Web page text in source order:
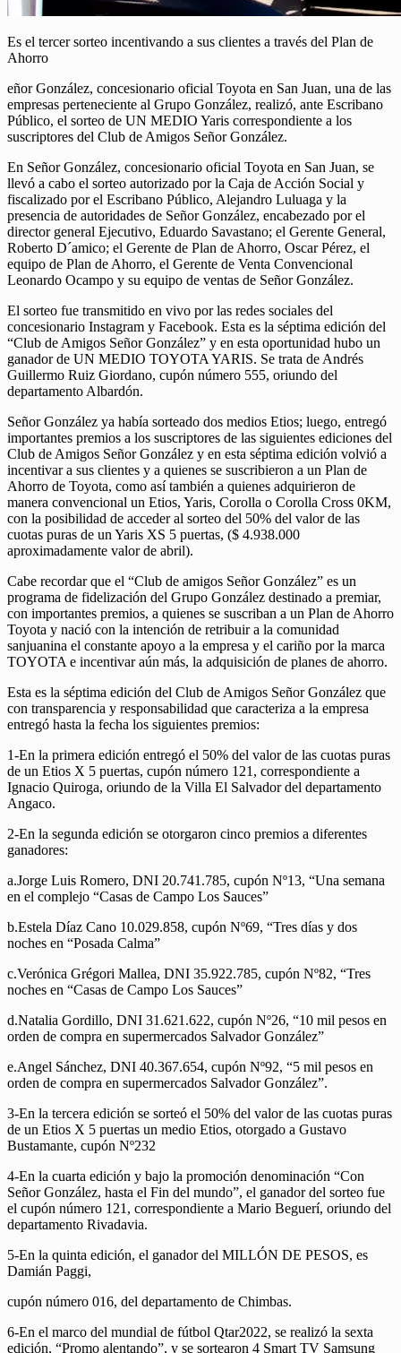
Es el tercer sorteo incentivando a sus clientes a través del Plan de
Ahorro
eñor González, concesionario oficial Toyota en San Juan, una de las
empresas perteneciente al Grupo González, realizó, ante Escribano
Público, el sorteo de UN MEDIO Yaris correspondiente a los
suscriptores del Club de Amigos Señor González.
En Señor González, concesionario oficial Toyota en San Juan, se
llevó a cabo el sorteo autorizado por la Caja de Acción Social y
fiscalizado por el Escribano Público, Alejandro Luluaga y la
presencia de autoridades de Señor González, encabezado por el
director general Ejecutivo, Eduardo Savastano; el Gerente General,
Roberto D´amico; el Gerente de Plan de Ahorro, Oscar Pérez, el
equipo de Plan de Ahorro, el Gerente de Venta Convencional
Leonardo Ocampo y su equipo de ventas de Señor González.
El sorteo fue transmitido en vivo por las redes sociales del
concesionario Instagram y Facebook. Esta es la séptima edición del
“Club de Amigos Señor González” y en esta oportunidad hubo un
ganador de UN MEDIO TOYOTA YARIS. Se trata de Andrés
Guillermo Ruiz Giordano, cupón número 555, oriundo del
departamento Albardón.
Señor González ya había sorteado dos medios Etios; luego, entregó
importantes premios a los suscriptores de las siguientes ediciones del
Club de Amigos Señor González y en esta séptima edición volvió a
incentivar a sus clientes y a quienes se suscribieron a un Plan de
Ahorro de Toyota, como así también a quienes adquirieron de
manera convencional un Etios, Yaris, Corolla o Corolla Cross 0KM,
con la posibilidad de acceder al sorteo del 50% del valor de las
cuotas puras de un Yaris XS 5 puertas, ($ 4.938.000
aproximadamente valor de abril).
Cabe recordar que el “Club de amigos Señor González” es un
programa de fidelización del Grupo González destinado a premiar,
con importantes premios, a quienes se suscriban a un Plan de Ahorro
Toyota y nació con la intención de retribuir a la comunidad
sanjuanina el constante apoyo a la empresa y el cariño por la marca
TOYOTA e incentivar aún más, la adquisición de planes de ahorro.
Esta es la séptima edición del Club de Amigos Señor González que
con transparencia y responsabilidad que caracteriza a la empresa
entregó hasta la fecha los siguientes premios:
1-​En la primera edición entregó el 50% del valor de las cuotas puras
de un Etios X 5 puertas, cupón número 121, correspondiente a
Ignacio Quiroga, oriundo de la Villa El Salvador del departamento
Angaco.
2-​En la segunda edición se otorgaron cinco premios a diferentes
ganadores:
a.​Jorge Luis Romero, DNI 20.741.785, cupón Nº13, “Una semana
en el complejo “Casas de Campo Los Sauces”
b.​Estela Díaz Cano 10.029.858, cupón Nº69, “Tres días y dos
noches en “Posada Calma”
c.​Verónica Grégori Mallea, DNI 35.922.785, cupón Nº82, “Tres
noches en “Casas de Campo Los Sauces”
d.​Natalia Gordillo, DNI 31.621.622, cupón Nº26, “10 mil pesos en
orden de compra en supermercados Salvador González”
e.​Angel Sánchez, DNI 40.367.654, cupón Nº92, “5 mil pesos en
orden de compra en supermercados Salvador González”.
3-​En la tercera edición se sorteó el 50% del valor de las cuotas puras
de un Etios X 5 puertas un medio Etios, otorgado a Gustavo
Bustamante, cupón Nº232
4-​En la cuarta edición y bajo la promoción denominación “Con
Señor González, hasta el Fin del mundo”, el ganador del sorteo fue
el cupón número 121, correspondiente a Mario Beguerí, oriundo del
departamento Rivadavia.
5-​En la quinta edición, el ganador del MILLÓN DE PESOS, es
Damián Paggi,
cupón número 016, del departamento de Chimbas.
6-​En el marco del mundial de fútbol Qtar2022, se realizó la sexta
edición, “Promo alentando”, y se sortearon 4 Smart TV Samsung